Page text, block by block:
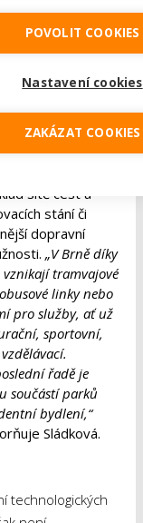
objem financí.
nové
–
parků
budování
sítě cest a
stání či
dopravní
„V Brně díky
tramvajové
linky nebo
pro služby, ať už
sportovní,
řadě je
součástí parků
bydlení,“
Sládková.
technologických
POVOLIT COOKIES
Nastavení cookies
ZAKÁZAT COOKIES